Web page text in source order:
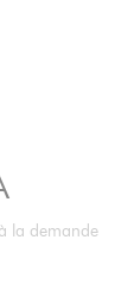
la demande